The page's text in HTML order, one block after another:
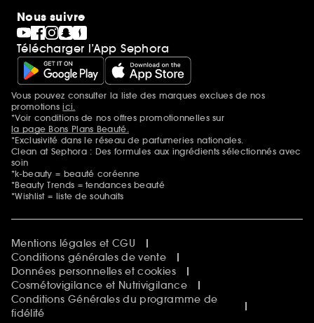
Nous suivre
Télécharger l’App Sephora
Mentions additionnelles
Vous pouvez consulter la liste des marques exclues de nos
promotionsici.
*Voir conditions de nos offres promotionnelles sur
la page Bons Plans Beauté.
*Exclusivité dans le réseau de parfumeries nationales.
Clean at Sephora : Des formules aux ingrédients sélectionnés avec
soin
*k-beauty = beauté coréenne
*Beauty Trends = tendances beauté
*Wishlist = liste de souhaits
Mentions légales et CGU
Conditions générales de vente
Données personnelles et cookies
Cosmétovigilance et Nutrivigilance
Conditions Générales du programme de
fidélité